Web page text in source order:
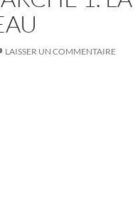
LAISSER UN COMMENTAIRE